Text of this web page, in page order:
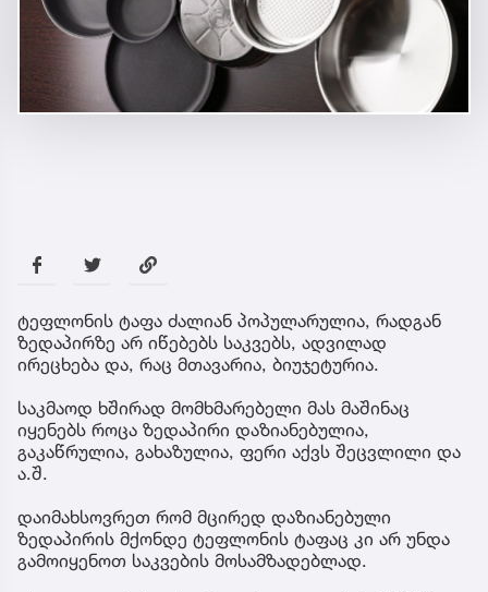
ტეფლონის ტაფა ძალიან პოპულარულია, რადგან
ზედაპირზე არ იწებებს საკვებს, ადვილად
ირეცხება და, რაც მთავარია, ბიუჯეტურია.
საკმაოდ ხშირად მომხმარებელი მას მაშინაც
იყენებს როცა ზედაპირი დაზიანებულია,
გაკაწრულია, გახაზულია, ფერი აქვს შეცვლილი და
ა.შ.
დაიმახსოვრეთ რომ მცირედ დაზიანებული
ზედაპირის მქონდე ტეფლონის ტაფაც კი არ უნდა
გამოიყენოთ საკვების მოსამზადებლად.